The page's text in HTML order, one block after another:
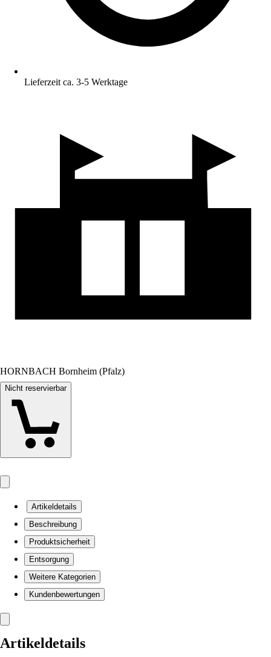
Lieferzeit ca. 3-5 Werktage
HORNBACH Bornheim (Pfalz)
Nicht reservierbar
Artikeldetails
Beschreibung
Produktsicherheit
Entsorgung
Weitere Kategorien
Kundenbewertungen
Artikeldetails